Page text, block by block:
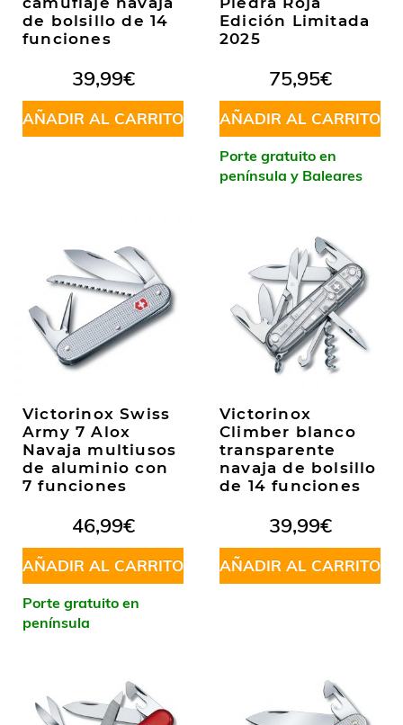
de bolsillo de 14
funciones
39,99€
AÑADIR AL CARRITO
Edición Limitada
2025
75,95€
AÑADIR AL CARRITO
Porte gratuito en
península y Baleares
Victorinox Swiss
Army 7 Alox
Navaja multiusos
de aluminio con
7 funciones
46,99€
AÑADIR AL CARRITO
Porte gratuito en
península
Victorinox
Climber blanco
transparente
navaja de bolsillo
de 14 funciones
39,99€
AÑADIR AL CARRITO